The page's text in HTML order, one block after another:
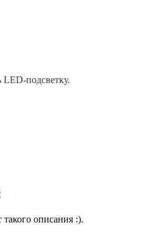
подсветку.
описания :).